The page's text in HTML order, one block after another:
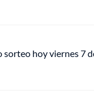
hoy viernes 7